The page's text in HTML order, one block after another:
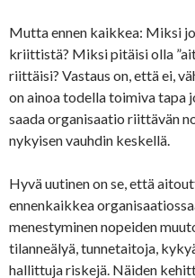
Mutta ennen kaikkea: Miksi
kriittistä? Miksi pitäisi olla
riittäisi? Vastaus on, että ei,
on ainoa todella toimiva tapa
saada organisaatio riittävän
nykyisen vauhdin keskellä.
Hyvä uutinen on se, että
ennenkaikkea
menestyminen nopeiden
tilanneälyä, tunnetaitoja,
hallittuja riskejä. Näiden